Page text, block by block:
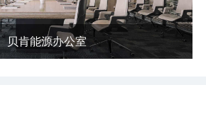
贝肯能源办公室